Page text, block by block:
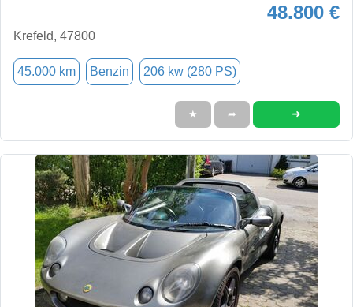
48.800 €
Krefeld, 47800
45.000 km Benzin 206 kw (280 PS)
★ ➦ ➜